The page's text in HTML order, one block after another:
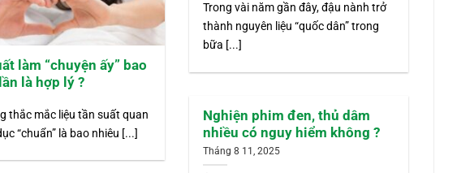
làm “chuyện ấy” bao
là hợp lý ?
thắc mắc liệu tần suất quan
“chuẩn” là bao nhiêu [...]
Trong vài năm gần đây, đậu nành trở
thành nguyên liệu “quốc dân” trong
bữa [...]
Nghiện phim đen, thủ dâm
nhiều có nguy hiểm không ?
Tháng 8 11, 2025